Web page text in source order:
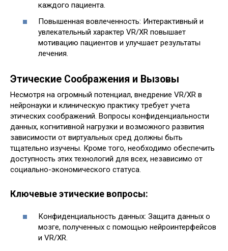
каждого пациента.
Повышенная вовлеченность: Интерактивный и
увлекательный характер VR/XR повышает
мотивацию пациентов и улучшает результаты
лечения.
Этические Соображения и Вызовы
Несмотря на огромный потенциал, внедрение VR/XR в
нейронауки и клиническую практику требует учета
этических соображений. Вопросы конфиденциальности
данных, когнитивной нагрузки и возможного развития
зависимости от виртуальных сред должны быть
тщательно изучены. Кроме того, необходимо обеспечить
доступность этих технологий для всех, независимо от
социально-экономического статуса.
Ключевые этические вопросы:
Конфиденциальность данных: Защита данных о
мозге, полученных с помощью нейроинтерфейсов
и VR/XR.